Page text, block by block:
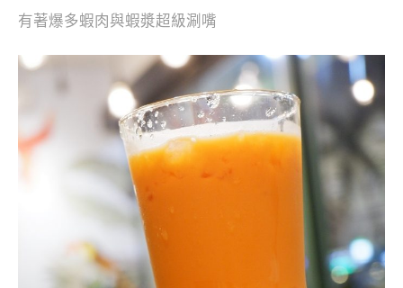
有著爆多蝦肉與蝦漿超級涮嘴